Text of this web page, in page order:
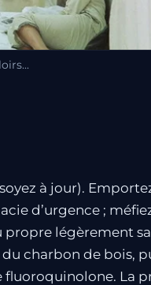
à jour).
d’urgence ;
propre légèrement
charbon de bois,
La